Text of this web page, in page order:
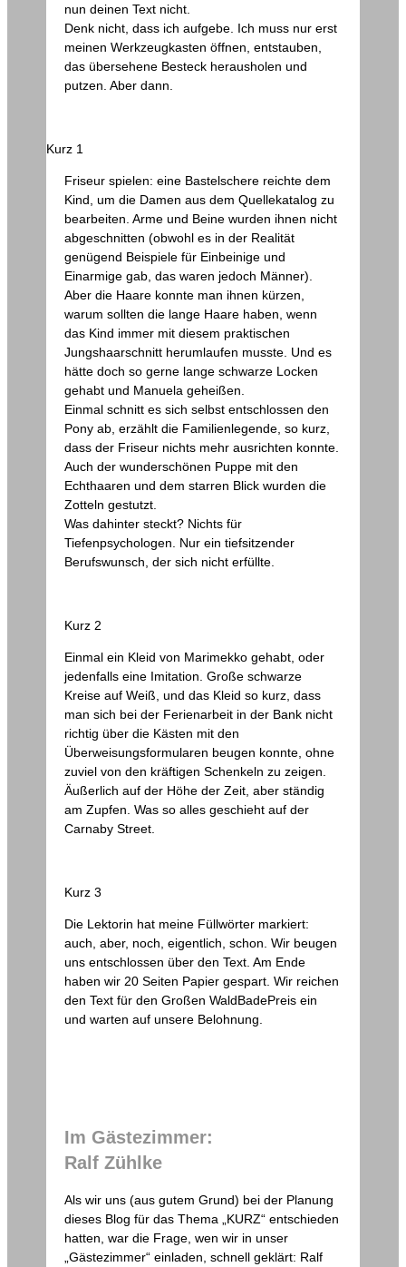
nun deinen Text nicht.
Denk nicht, dass ich aufgebe. Ich muss nur erst
meinen Werkzeugkasten öffnen, entstauben,
das übersehene Besteck herausholen und
putzen. Aber dann.
Kurz 1
Friseur spielen: eine Bastelschere reichte dem
Kind, um die Damen aus dem Quellekatalog zu
bearbeiten. Arme und Beine wurden ihnen nicht
abgeschnitten (obwohl es in der Realität
genügend Beispiele für Einbeinige und
Einarmige gab, das waren jedoch Männer).
Aber die Haare konnte man ihnen kürzen,
warum sollten die lange Haare haben, wenn
das Kind immer mit diesem praktischen
Jungshaarschnitt herumlaufen musste. Und es
hätte doch so gerne lange schwarze Locken
gehabt und Manuela geheißen.
Einmal schnitt es sich selbst entschlossen den
Pony ab, erzählt die Familienlegende, so kurz,
dass der Friseur nichts mehr ausrichten konnte.
Auch der wunderschönen Puppe mit den
Echthaaren und dem starren Blick wurden die
Zotteln gestutzt.
Was dahinter steckt? Nichts für
Tiefenpsychologen. Nur ein tiefsitzender
Berufswunsch, der sich nicht erfüllte.
Kurz 2
Einmal ein Kleid von Marimekko gehabt, oder
jedenfalls eine Imitation. Große schwarze
Kreise auf Weiß, und das Kleid so kurz, dass
man sich bei der Ferienarbeit in der Bank nicht
richtig über die Kästen mit den
Überweisungsformularen beugen konnte, ohne
zuviel von den kräftigen Schenkeln zu zeigen.
Äußerlich auf der Höhe der Zeit, aber ständig
am Zupfen. Was so alles geschieht auf der
Carnaby Street.
Kurz 3
Die Lektorin hat meine Füllwörter markiert:
auch, aber, noch, eigentlich, schon. Wir beugen
uns entschlossen über den Text. Am Ende
haben wir 20 Seiten Papier gespart. Wir reichen
den Text für den Großen WaldBadePreis ein
und warten auf unsere Belohnung.
Im Gästezimmer:
Ralf Zühlke
Als wir uns (aus gutem Grund) bei der Planung
dieses Blog für das Thema „KURZ“ entschieden
hatten, war die Frage, wen wir in unser
„Gästezimmer“ einladen, schnell geklärt: Ralf